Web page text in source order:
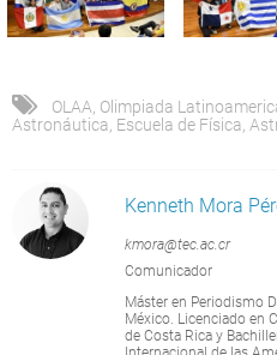
OLAA, Olimpiada
Astronáutica, Escuela de Física,
Kenneth Mora
kmora@tec.ac.cr
Comunicador
Máster en Periodismo
México. Licenciado en
de Costa Rica y